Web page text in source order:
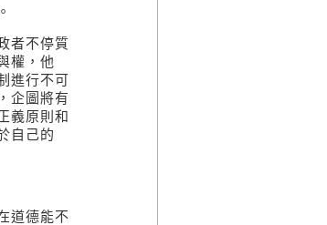
者不停質
權，他
進行不可
企圖將有
義原則和
自己的
道德能不